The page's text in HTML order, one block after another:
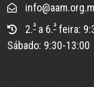
2.ª a 6.ª feira:
Sábado: 9:30-13:00